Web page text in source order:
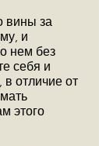
вины за
и
нем без
себя и
отличие от
этого